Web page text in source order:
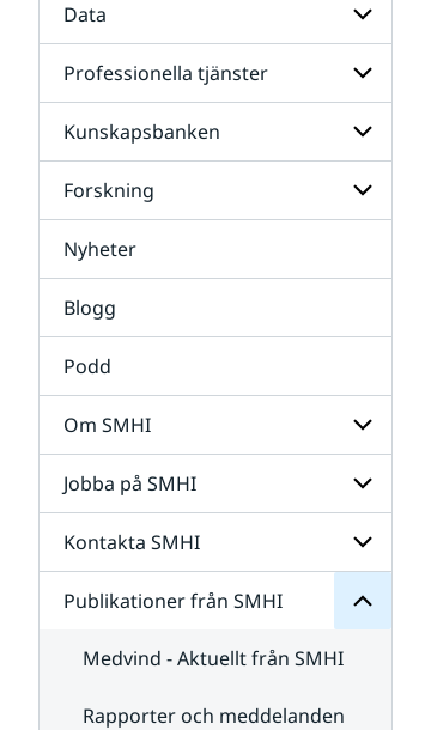
för
Klimat
Data
för
Data
Professionella tjänster
för
tjänster
Kunskapsbanken
för
Forskning
för
Nyheter
Blogg
Podd
Om SMHI
för
Om
SMHI
Jobba på SMHI
för
Jobba
på
Kontakta SMHI
Kontakta
SMHI
Publikationer från SMHI
Undersidor
för
Publikationer
från
SMHI
Medvind - Aktuellt från SMHI
Rapporter och meddelanden